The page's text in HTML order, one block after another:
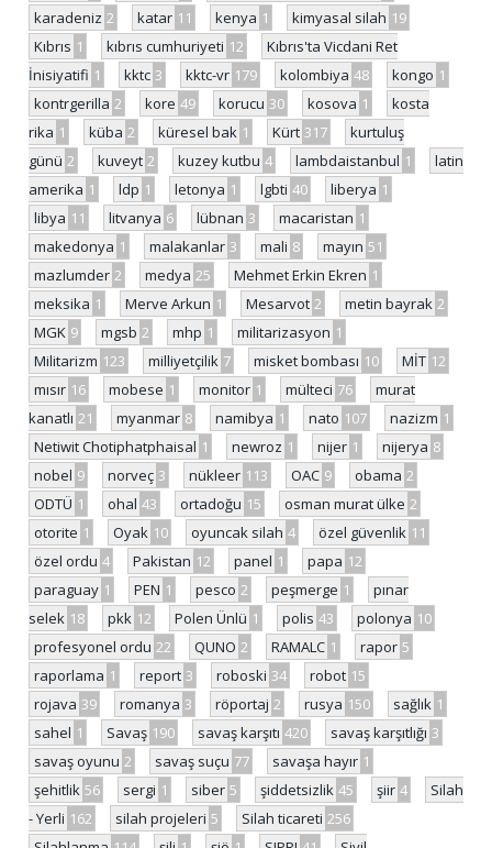
karadeniz 2 katar 11 kenya 1 kimyasal silah 19
Kıbrıs 1 kıbrıs cumhuriyeti 12
Kıbrıs'ta Vicdani Ret
İnisiyatifi 1 kktc 3 kktc-vr 179 kolombiya 48 kongo 1
kontrgerilla 2 kore 49 korucu 30 kosova 1
kosta
rika 1 küba 2 küresel bak 1 Kürt 317
kurtuluş
günü 2 kuveyt 2 kuzey kutbu 4 lambdaistanbul 1
latin
amerika 1 ldp 1 letonya 1 lgbti 40 liberya 1
libya 11 litvanya 6 lübnan 3 macaristan 1
makedonya 1 malakanlar 3 mali 8 mayın 51
mazlumder 2 medya 25 Mehmet Erkin Ekren 1
meksika 1 Merve Arkun 1 Mesarvot 2 metin bayrak 2
MGK 9 mgsb 2 mhp 1 militarizasyon 1
Militarizm 123 milliyetçilik 7 misket bombası 10 MİT 12
mısır 16 mobese 1 monitor 1 mülteci 76
murat
kanatlı 21 myanmar 8 namibya 1 nato 107 nazizm 1
Netiwit Chotiphatphaisal 1 newroz 1 nijer 1 nijerya 8
nobel 9 norveç 3 nükleer 113 OAC 9 obama 2
ODTÜ 1 ohal 43 ortadoğu 15 osman murat ülke 2
otorite 1 Oyak 10 oyuncak silah 4 özel güvenlik 11
özel ordu 4 Pakistan 12 panel 1 papa 12
paraguay 1 PEN 1 pesco 2 peşmerge 1
pınar
selek 18 pkk 12 Polen Ünlü 1 polis 43 polonya 10
profesyonel ordu 22 QUNO 2 RAMALC 1 rapor 5
raporlama 1 report 3 roboski 34 robot 15
rojava 39 romanya 3 röportaj 2 rusya 150 sağlık 1
sahel 1 Savaş 190 savaş karşıtı 420 savaş karşıtlığı 3
savaş oyunu 2 savaş suçu 77 savaşa hayır 1
şehitlik 56 sergi 1 siber 5 şiddetsizlik 45 şiir 4
Silah
- Yerli 162 silah projeleri 5 Silah ticareti 256